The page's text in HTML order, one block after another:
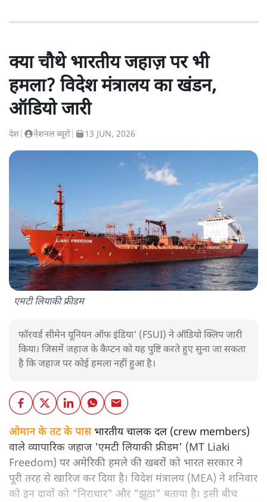
क्या चौथे भारतीय जहाज़ पर भी
हमला? विदेश मंत्रालय का खंडन,
ऑडियो जारी
देश नेशनल ब्यूरो 13 JUN, 2026
एमटी लियाकी फ्रीडम
फॉरवर्ड सीमेन यूनियन ऑफ इंडिया' (FSUI) ने ऑडियो क्लिप जारी
किया। जिसमें जहाज के कैप्टन को यह पुष्टि करते हुए सुना जा सकता
है कि जहाज पर कोई हमला नहीं हुआ है।
ओमान के तट के पासभारतीय चालक दल (crew members)
वाले व्यापारिक जहाज 'एमटी लियाकी फ्रीडम' (MT Liaki
Freedom) पर अमेरिकी हमले की खबरों को भारत सरकार ने
पूरी तरह से खारिज कर दिया है। विदेश मंत्रालय (MEA) ने शनिवार
को इन दावों को "निराधार" और "झूठा" बताया है। इसी बीच